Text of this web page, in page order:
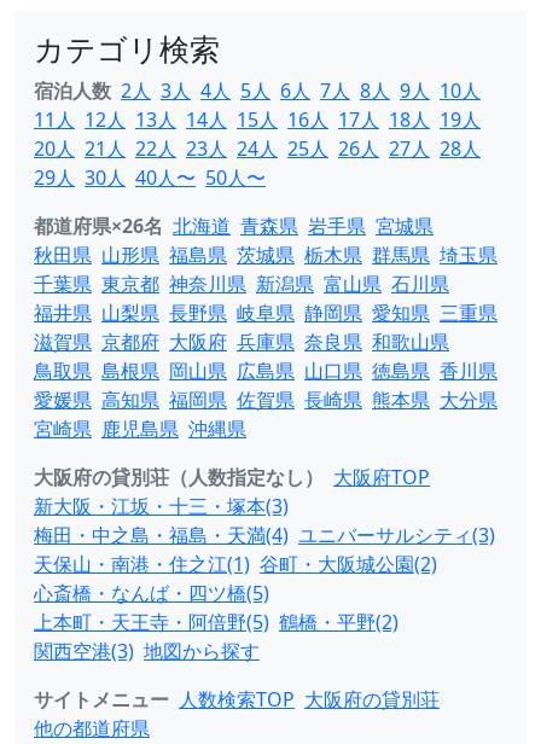
カテゴリ検索
宿泊人数 2人 3人 4人 5人 6人 7人 8人 9人 10人
11人 12人 13人 14人 15人 16人 17人 18人 19人
20人 21人 22人 23人 24人 25人 26人 27人 28人
29人 30人 40人〜 50人〜
都道府県×26名 北海道 青森県 岩手県 宮城県
秋田県 山形県 福島県 茨城県 栃木県 群馬県 埼玉県
千葉県 東京都 神奈川県 新潟県 富山県 石川県
福井県 山梨県 長野県 岐阜県 静岡県 愛知県 三重県
滋賀県 京都府 大阪府 兵庫県 奈良県 和歌山県
鳥取県 島根県 岡山県 広島県 山口県 徳島県 香川県
愛媛県 高知県 福岡県 佐賀県 長崎県 熊本県 大分県
宮崎県 鹿児島県 沖縄県
大阪府の貸別荘（人数指定なし）
大阪府TOP
新大阪・江坂・十三・塚本(3)
梅田・中之島・福島・天満(4) ユニバーサルシティ(3)
天保山・南港・住之江(1) 谷町・大阪城公園(2)
心斎橋・なんば・四ツ橋(5)
上本町・天王寺・阿倍野(5) 鶴橋・平野(2)
関西空港(3) 地図から探す
サイトメニュー 人数検索TOP 大阪府の貸別荘
他の都道府県